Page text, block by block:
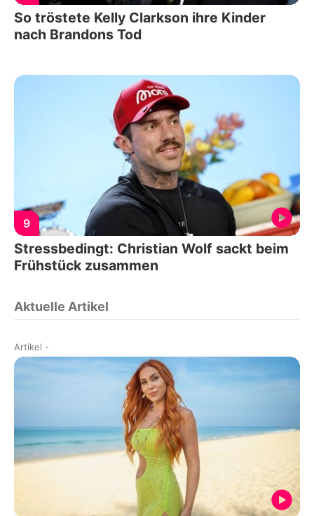
So tröstete Kelly Clarkson ihre Kinder
nach Brandons Tod
9
Stressbedingt: Christian Wolf sackt beim
Frühstück zusammen
Aktuelle Artikel
Artikel -